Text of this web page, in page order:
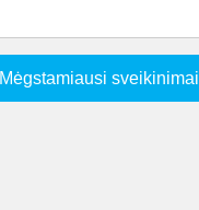
Mėgstamiausi sveikinimai